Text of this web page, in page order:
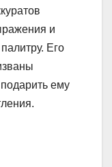
и
Его
ему